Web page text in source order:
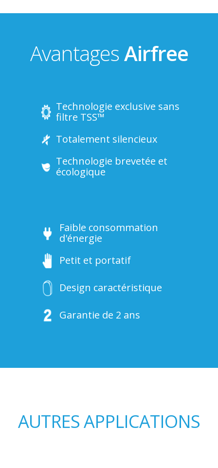
AvantagesAirfree
Technologie exclusive sans
filtre TSS™
Totalement silencieux
Technologie brevetée et
écologique
Faible consommation
d'énergie
Petit et portatif
Design caractéristique
Garantie de 2 ans
AUTRES APPLICATIONS